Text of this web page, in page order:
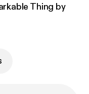
Thing by